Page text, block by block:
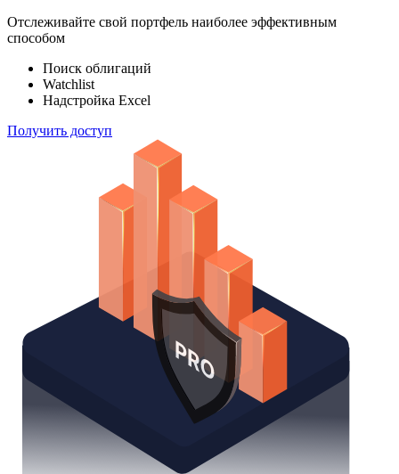
Отслеживайте свой портфель наиболее эффективным
способом
Поиск облигаций
Watchlist
Надстройка Excel
Получить доступ